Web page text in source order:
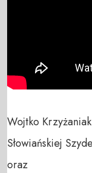
Wojtko
Słowiańskiej
oraz